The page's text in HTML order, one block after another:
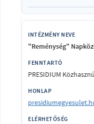
"Reménység"
PRESIDIUM